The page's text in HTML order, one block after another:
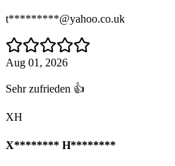
t*********@yahoo.co.uk
Aug 01, 2026
Sehr zufrieden 👍
XH
X******** H********